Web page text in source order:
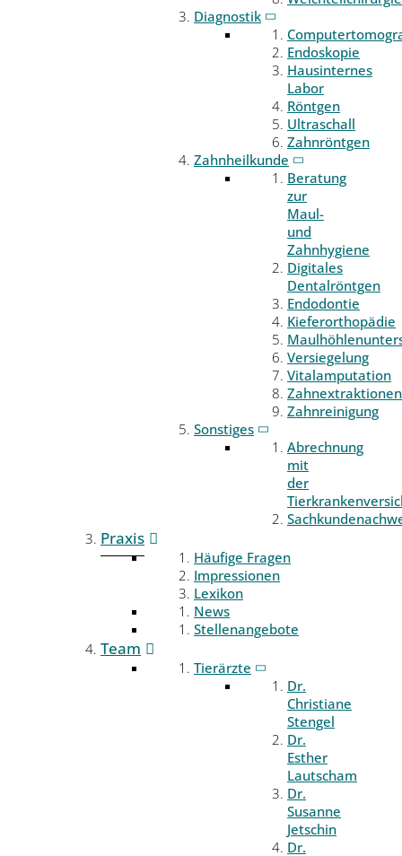
Diagnostik
Endoskopie
Hausinternes
Labor
Röntgen
Ultraschall
Zahnröntgen
Zahnheilkunde
Beratung
zur
Maul-
und
Zahnhygiene
Digitales
Dentalröntgen
Endodontie
Kieferorthopädie
Versiegelung
Vitalamputation
Zahnextraktionen
Zahnreinigung
Sonstiges
Abrechnung
mit
der
Praxis
Häufige Fragen
Impressionen
Lexikon
News
Stellenangebote
Team
Tierärzte
Dr.
Christiane
Stengel
Dr.
Esther
Lautscham
Dr.
Susanne
Jetschin
Dr.